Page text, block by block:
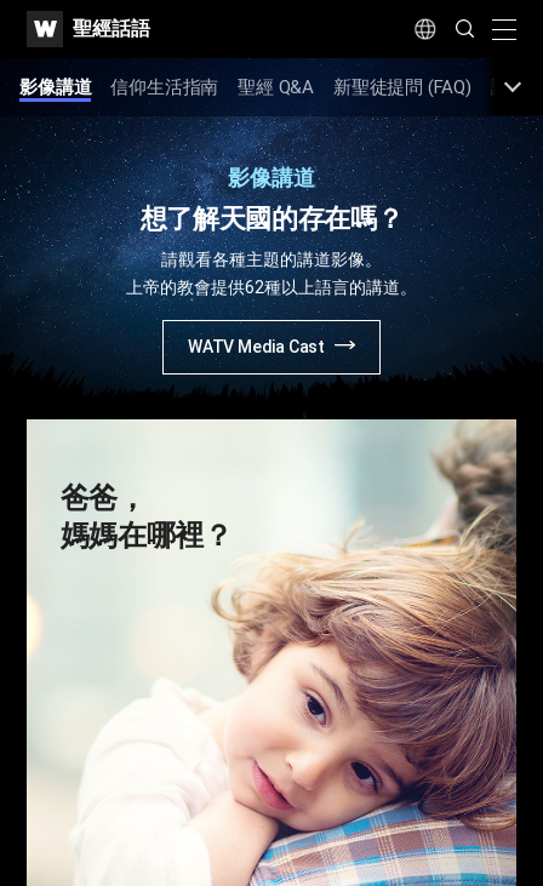
WATV聖經話語 Language
Search
Submit
影像講道 信仰生活指南 聖經 Q&A 新聖徒提問 (FAQ) 講道
影像講道
想了解天國的存在嗎？
請觀看各種主題的講道影像。
上帝的教會提供62種以上語言的講道。
WATV Media Cast
爸爸，
媽媽在哪裡？
爸爸，
媽媽在哪裡？
姐姐，媽媽呢？
哥哥，媽媽呢？
在屋裡莫名感到空蕩蕩的時候，最先尋找的那個人
——媽媽。
她是對任何人都必不可少的存在。
那麼，我們將要回去的永遠的家——天國會如何呢？
耶路撒冷母親和永生